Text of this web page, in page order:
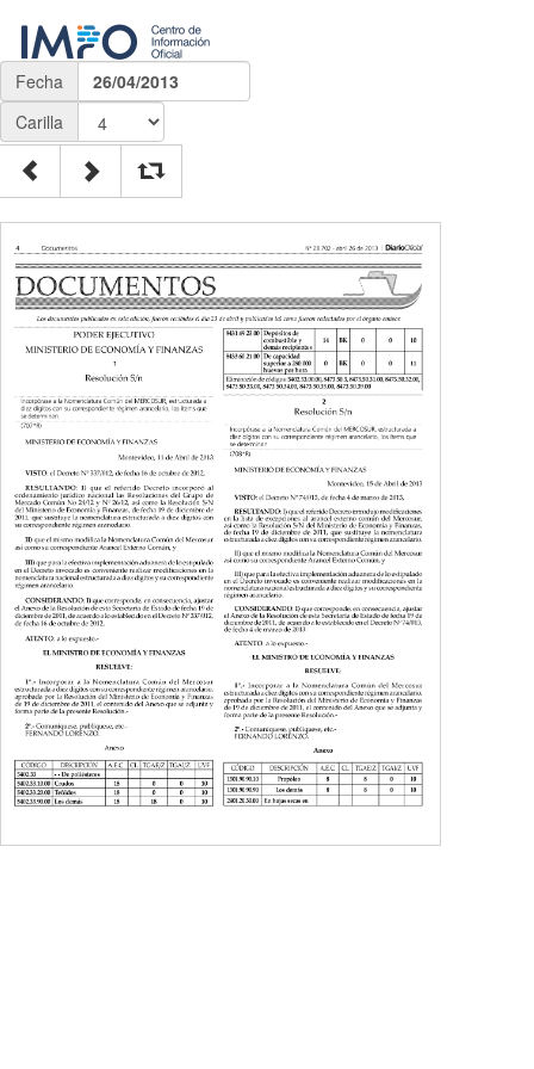
Fecha
26/04/2013
Carilla